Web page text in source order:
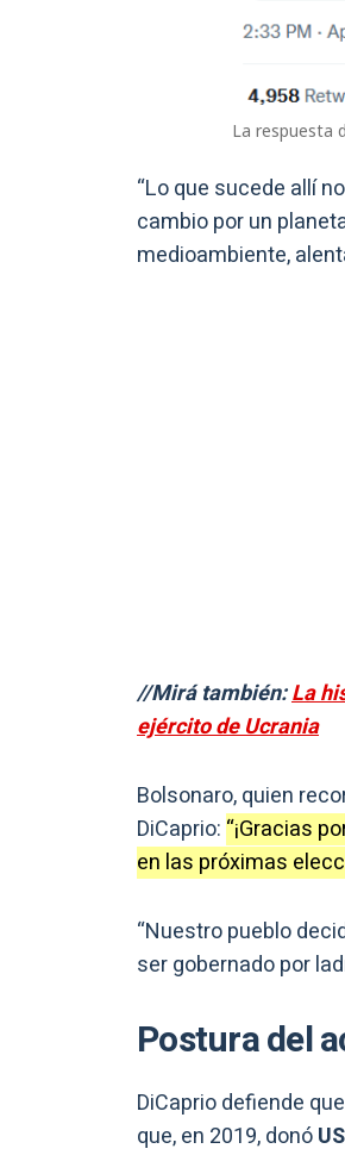
La respuesta
“Lo que sucede allí
cambio por un
medioambiente,
//Mirá también:La
ejército de Ucrania
Bolsonaro, quien
DiCaprio: “¡Gracias
en las próximas
“Nuestro pueblo
ser gobernado por
Postura del
DiCaprio defiende
que, en 2019, donó